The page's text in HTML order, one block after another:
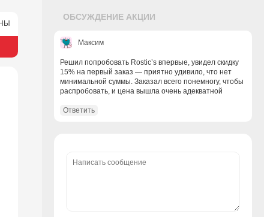
ОБСУЖДЕНИЕ АКЦИИ
Максим
Решил попробовать Rostic’s впервые, увидел скидку
15% на первый заказ — приятно удивило, что нет
минимальной суммы. Заказал всего понемногу, чтобы
распробовать, и цена вышла очень адекватной
Ответить